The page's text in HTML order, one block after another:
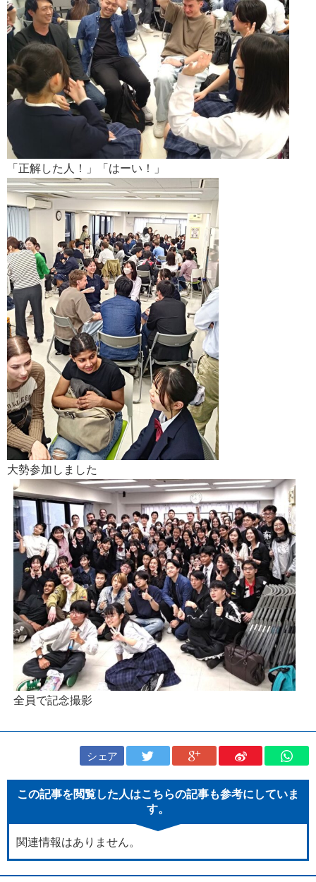
「正解した人！」「はーい！」
大勢参加しました
全員で記念撮影
シェア
この記事を閲覧した人はこちらの記事も参考にしていま
す。
関連情報はありません。